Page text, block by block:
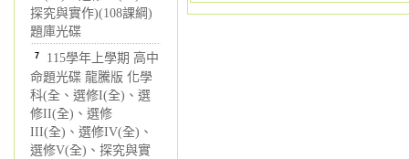
探究與實作)(108課綱)
題庫光碟
7 115學年上學期 高中
命題光碟 龍騰版 化學
科(全、選修I(全)、選
修II(全)、選修
III(全)、選修IV(全)、
選修V(全)、探究與實